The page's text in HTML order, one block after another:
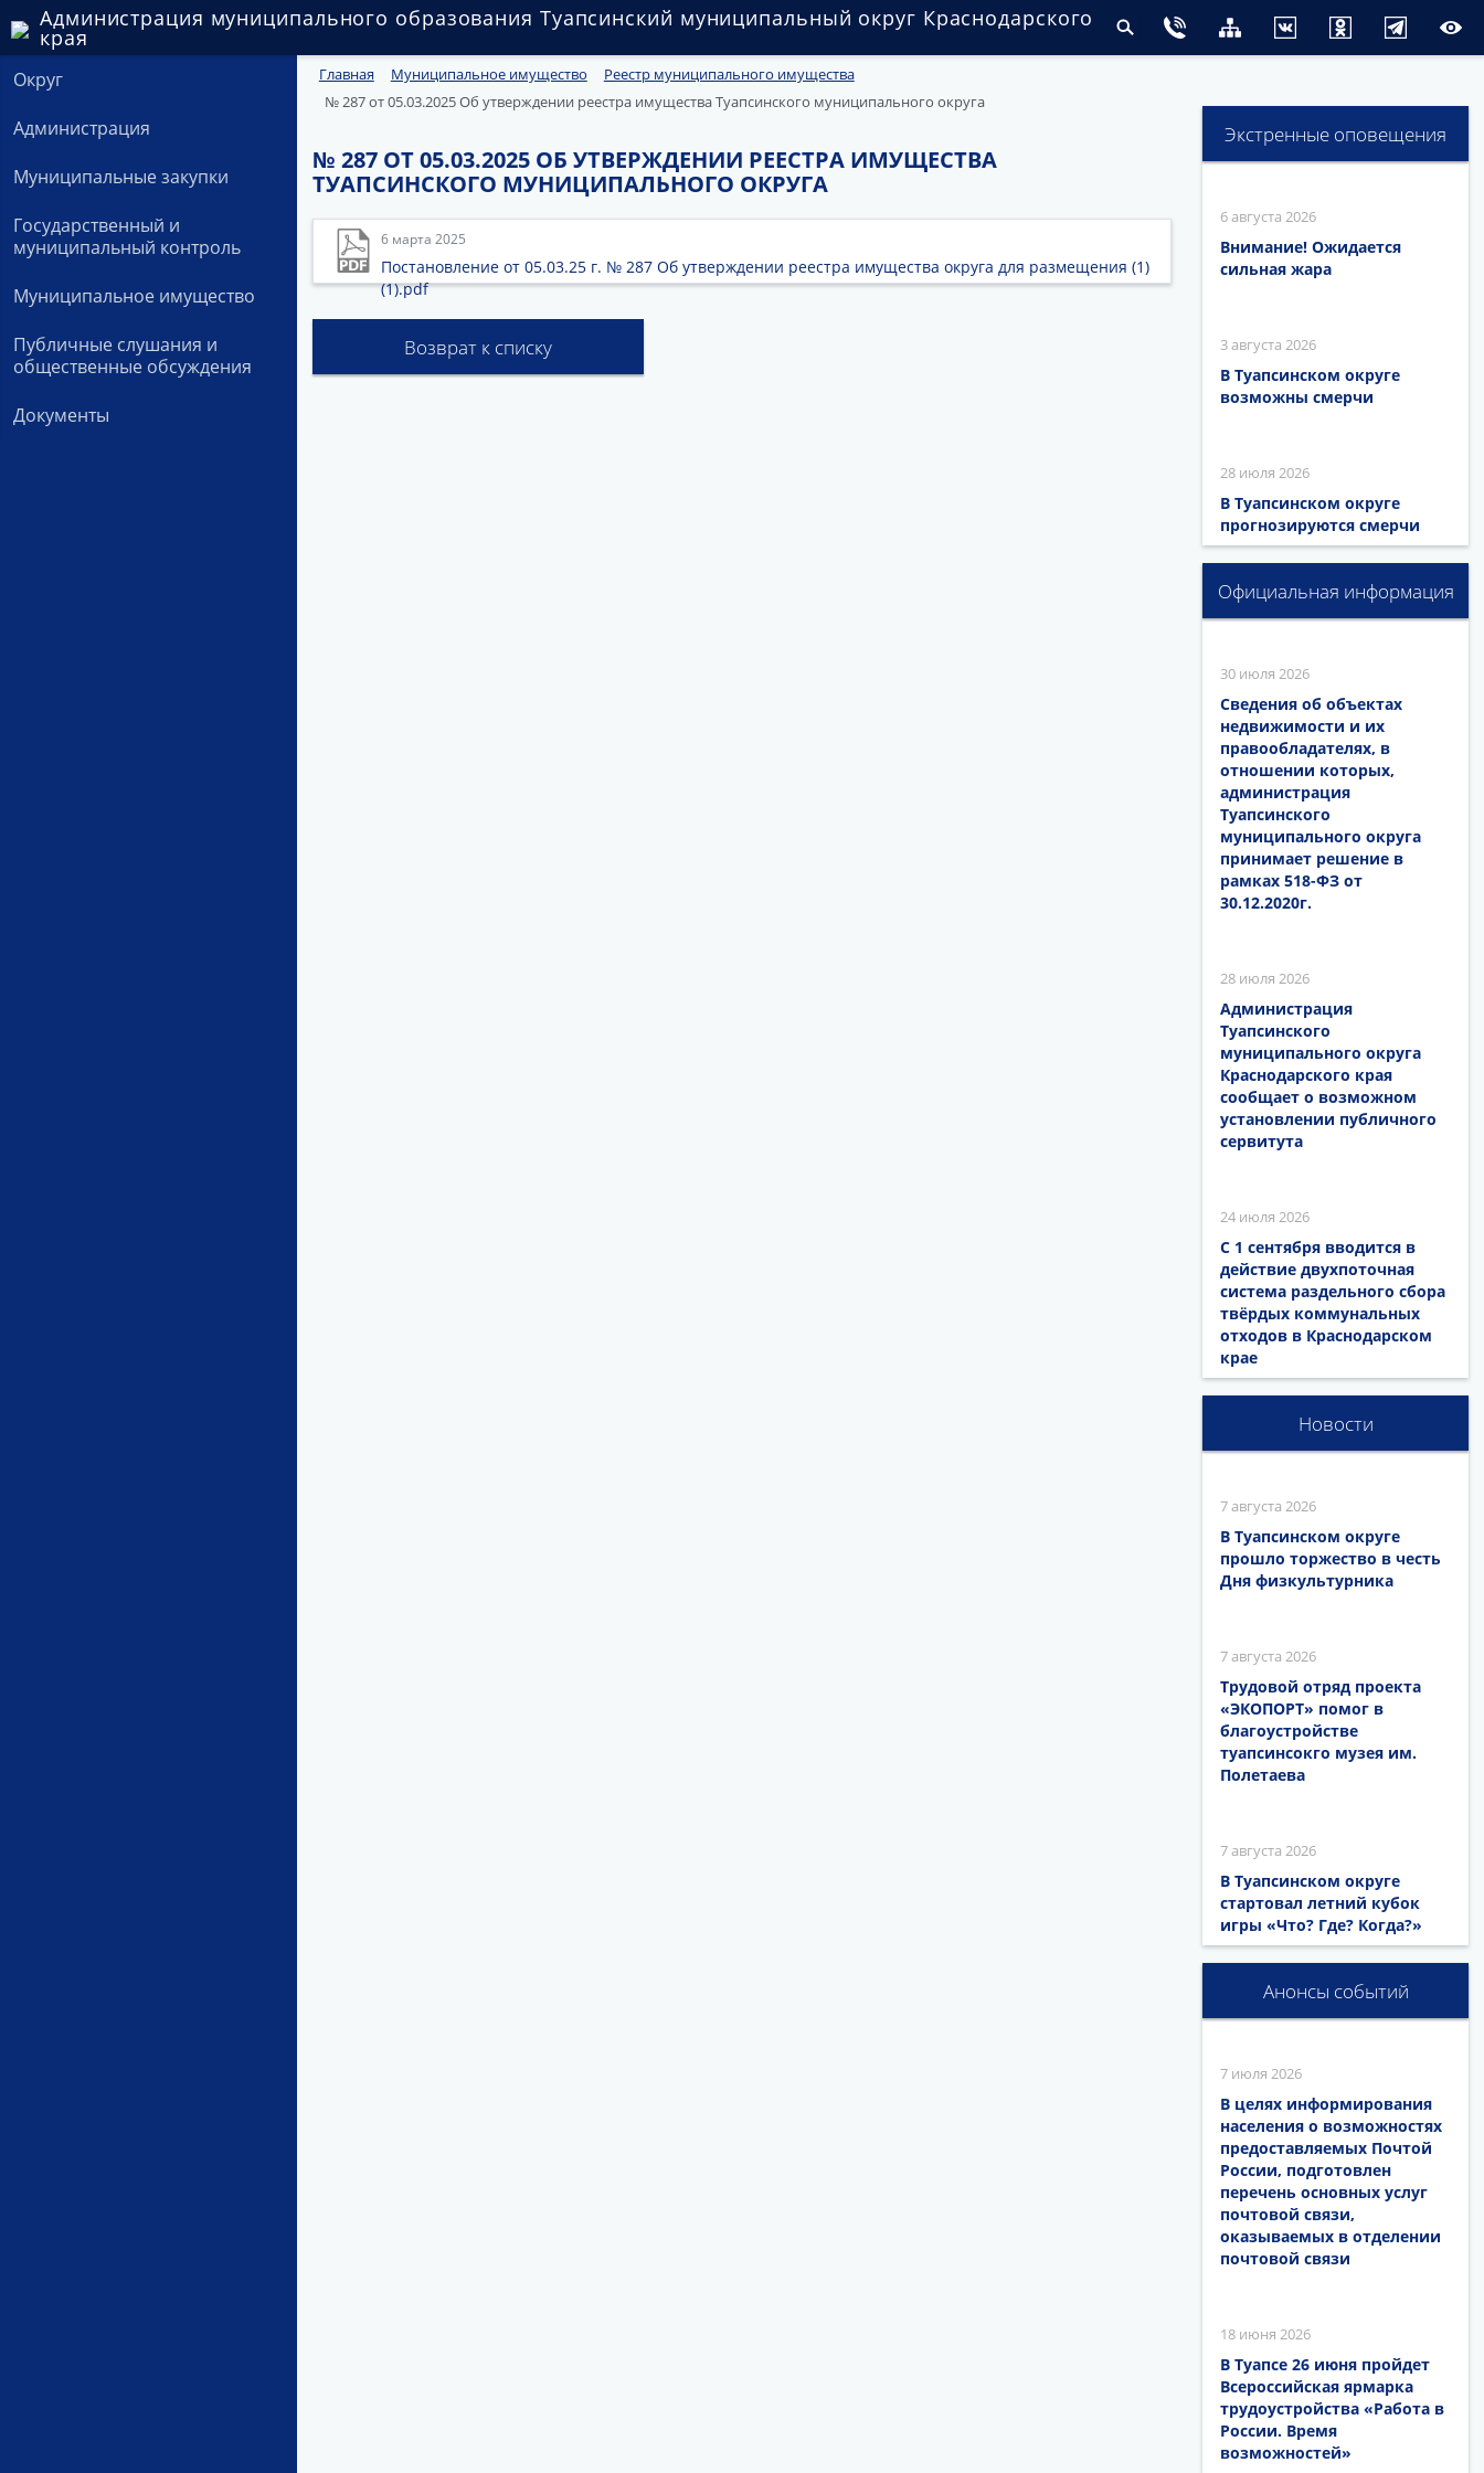
Администрация муниципального образования Туапсинский муниципальный округ Краснодарского
края
Округ
Администрация
Муниципальные закупки
Государственный и
муниципальный контроль
Муниципальное имущество
Публичные слушания и
общественные обсуждения
Документы
Главная Муниципальное имущество
Реестр муниципального имущества
№ 287 от 05.03.2025 Об утверждении реестра имущества Туапсинского муниципального округа
№ 287 ОТ 05.03.2025 ОБ УТВЕРЖДЕНИИ РЕЕСТРА ИМУЩЕСТВА
ТУАПСИНСКОГО МУНИЦИПАЛЬНОГО ОКРУГА
6 марта 2025
Постановление от 05.03.25 г. № 287 Об утверждении реестра имущества округа для размещения (1)
(1).pdf
Возврат к списку
Экстренные оповещения
6 августа 2026
Внимание! Ожидается
сильная жара
3 августа 2026
В Туапсинском округе
возможны смерчи
28 июля 2026
В Туапсинском округе
прогнозируются смерчи
Официальная информация
30 июля 2026
Сведения об объектах
недвижимости и их
правообладателях, в
отношении которых,
администрация
Туапсинского
муниципального округа
принимает решение в
рамках 518-ФЗ от
30.12.2020г.
28 июля 2026
Администрация
Туапсинского
муниципального округа
Краснодарского края
сообщает о возможном
установлении публичного
сервитута
24 июля 2026
С 1 сентября вводится в
действие двухпоточная
система раздельного сбора
твёрдых коммунальных
отходов в Краснодарском
крае
Новости
7 августа 2026
В Туапсинском округе
прошло торжество в честь
Дня физкультурника
7 августа 2026
Трудовой отряд проекта
«ЭКОПОРТ» помог в
благоустройстве
туапсинсокго музея им.
Полетаева
7 августа 2026
В Туапсинском округе
стартовал летний кубок
игры «Что? Где? Когда?»
Анонсы событий
7 июля 2026
В целях информирования
населения о возможностях
предоставляемых Почтой
России, подготовлен
перечень основных услуг
почтовой связи,
оказываемых в отделении
почтовой связи
18 июня 2026
В Туапсе 26 июня пройдет
Всероссийская ярмарка
трудоустройства «Работа в
России. Время
возможностей»